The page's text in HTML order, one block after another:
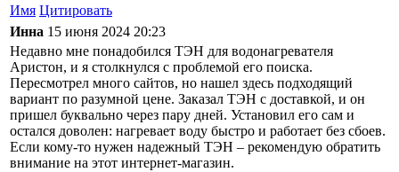
Имя Цитировать
Инна 15 июня 2024 20:23
Недавно мне понадобился ТЭН для водонагревателя
Аристон, и я столкнулся с проблемой его поиска.
Пересмотрел много сайтов, но нашел здесь подходящий
вариант по разумной цене. Заказал ТЭН с доставкой, и он
пришел буквально через пару дней. Установил его сам и
остался доволен: нагревает воду быстро и работает без сбоев.
Если кому-то нужен надежный ТЭН – рекомендую обратить
внимание на этот интернет-магазин.